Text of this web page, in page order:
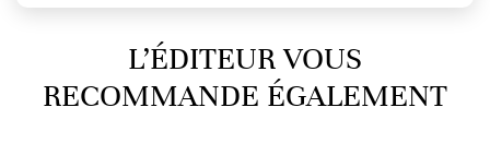
L’ÉDITEUR VOUS
RECOMMANDE ÉGALEMENT